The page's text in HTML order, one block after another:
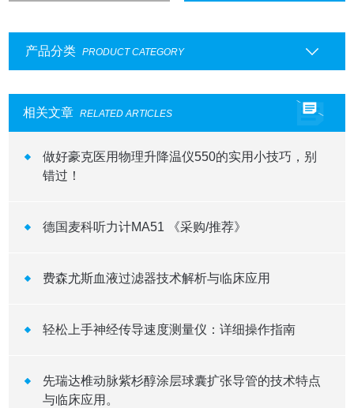
产品分类 PRODUCT CATEGORY
相关文章 RELATED ARTICLES
做好豪克医用物理升降温仪550的实用小技巧，别
错过！
德国麦科听力计MA51 《采购/推荐》
费森尤斯血液过滤器技术解析与临床应用
轻松上手神经传导速度测量仪：详细操作指南
先瑞达椎动脉紫杉醇涂层球囊扩张导管的技术特点
与临床应用。